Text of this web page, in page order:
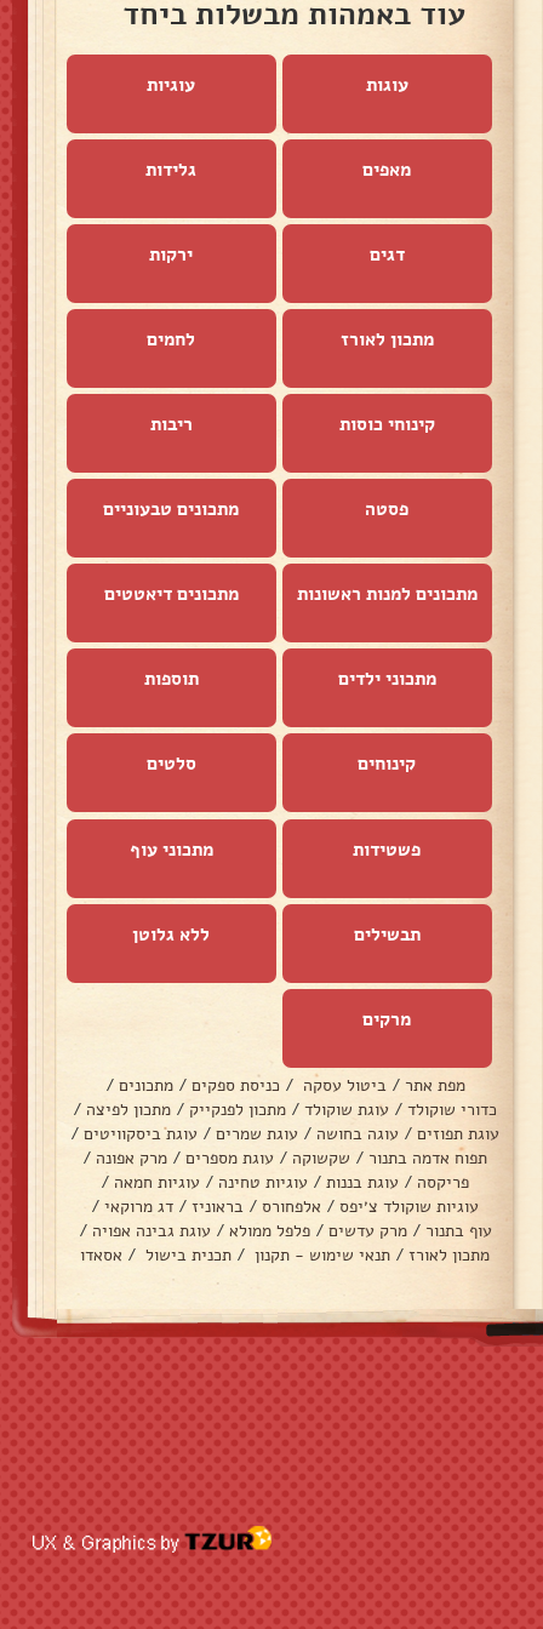
עוד באמהות מבשלות ביחד
עוגות עוגיות
מאפים גלידות
דגים ירקות
מתכון לאורז לחמים
קינוחי כוסות ריבות
פסטה מתכונים טבעוניים
מתכונים למנות ראשונות מתכונים דיאטטים
מתכוני ילדים תוספות
קינוחים סלטים
פשטידות מתכוני עוף
תבשילים ללא גלוטן
מרקים
מפת אתר / ביטול עסקה / כניסת ספקים / מתכונים /
כדורי שוקולד / עוגת שוקולד / מתכון לפנקייק / מתכון לפיצה /
עוגת תפוזים / עוגה בחושה / עוגת שמרים / עוגת ביסקוויטים /
תפוח אדמה בתנור / שקשוקה / עוגת מספרים / מרק אפונה /
פריקסה / עוגת בננות / עוגיות טחינה / עוגיות חמאה /
עוגיות שוקולד צ׳יפס / אלפחורס / בראוניז / דג מרוקאי /
עוף בתנור / מרק עדשים / פלפל ממולא / עוגת גבינה אפויה /
מתכון לאורז / תנאי שימוש - תקנון / תכנית בישול / אסאדו